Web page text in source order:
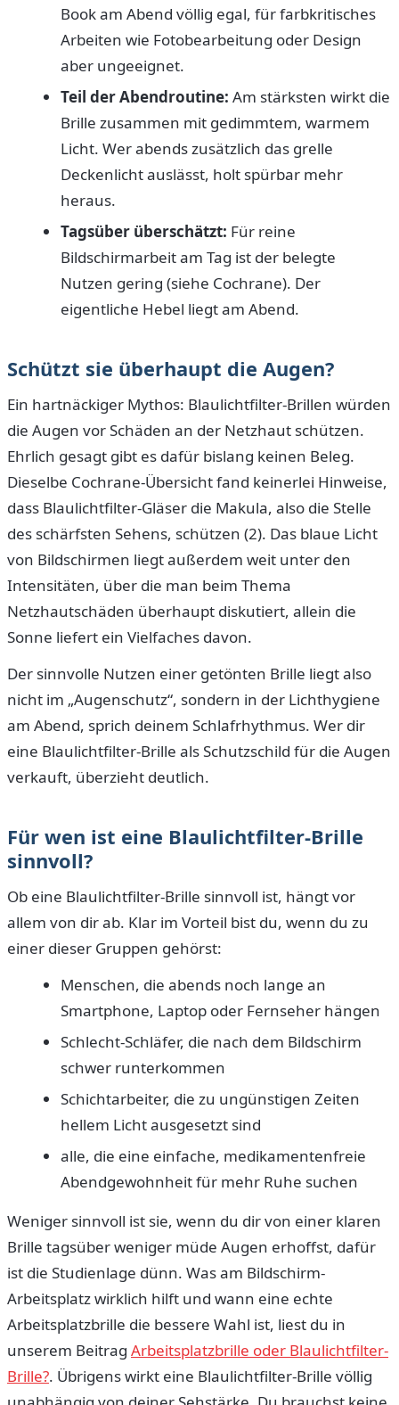
Book am Abend völlig egal, für farbkritisches
Arbeiten wie Fotobearbeitung oder Design
aber ungeeignet.
Teil der Abendroutine: Am stärksten wirkt die
Brille zusammen mit gedimmtem, warmem
Licht. Wer abends zusätzlich das grelle
Deckenlicht auslässt, holt spürbar mehr
heraus.
Tagsüber überschätzt: Für reine
Bildschirmarbeit am Tag ist der belegte
Nutzen gering (siehe Cochrane). Der
eigentliche Hebel liegt am Abend.
Schützt sie überhaupt die Augen?
Ein hartnäckiger Mythos: Blaulichtfilter-Brillen würden
die Augen vor Schäden an der Netzhaut schützen.
Ehrlich gesagt gibt es dafür bislang keinen Beleg.
Dieselbe Cochrane-Übersicht fand keinerlei Hinweise,
dass Blaulichtfilter-Gläser die Makula, also die Stelle
des schärfsten Sehens, schützen (2). Das blaue Licht
von Bildschirmen liegt außerdem weit unter den
Intensitäten, über die man beim Thema
Netzhautschäden überhaupt diskutiert, allein die
Sonne liefert ein Vielfaches davon.
Der sinnvolle Nutzen einer getönten Brille liegt also
nicht im „Augenschutz“, sondern in der Lichthygiene
am Abend, sprich deinem Schlafrhythmus. Wer dir
eine Blaulichtfilter-Brille als Schutzschild für die Augen
verkauft, überzieht deutlich.
Für wen ist eine Blaulichtfilter-Brille
sinnvoll?
Ob eine Blaulichtfilter-Brille sinnvoll ist, hängt vor
allem von dir ab. Klar im Vorteil bist du, wenn du zu
einer dieser Gruppen gehörst:
Menschen, die abends noch lange an
Smartphone, Laptop oder Fernseher hängen
Schlecht-Schläfer, die nach dem Bildschirm
schwer runterkommen
Schichtarbeiter, die zu ungünstigen Zeiten
hellem Licht ausgesetzt sind
alle, die eine einfache, medikamentenfreie
Abendgewohnheit für mehr Ruhe suchen
Weniger sinnvoll ist sie, wenn du dir von einer klaren
Brille tagsüber weniger müde Augen erhoffst, dafür
ist die Studienlage dünn. Was am Bildschirm-
Arbeitsplatz wirklich hilft und wann eine echte
Arbeitsplatzbrille die bessere Wahl ist, liest du in
unserem Beitrag Arbeitsplatzbrille oder Blaulichtfilter-
Brille?. Übrigens wirkt eine Blaulichtfilter-Brille völlig